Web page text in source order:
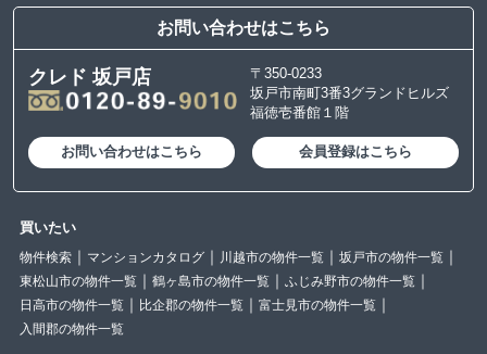
お問い合わせはこちら
クレド 坂戸店
〒350-0233
坂戸市南町3番3グランドヒルズ
福徳壱番館１階
お問い合わせはこちら 会員登録はこちら
買いたい
物件検索 マンションカタログ 川越市の物件一覧
坂戸市の物件一覧
東松山市の物件一覧
鶴ヶ島市の物件一覧
ふじみ野市の物件一覧
日高市の物件一覧
比企郡の物件一覧
富士見市の物件一覧
入間郡の物件一覧